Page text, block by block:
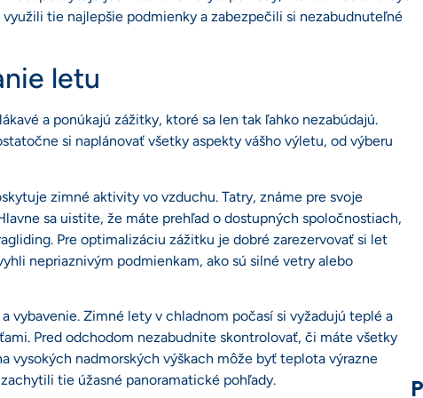
tie najlepšie podmienky a zabezpečili si nezabudnuteľné
letu
a ponúkajú zážitky, ktoré sa len tak ľahko nezabúdajú.
si naplánovať všetky aspekty vášho výletu, od výberu
zimné aktivity vo vzduchu. Tatry, známe pre svoje
sa uistite, že máte prehľad o dostupných spoločnostiach,
Pre optimalizáciu zážitku je dobré zarezervovať si let
nepriaznivým podmienkam, ako sú silné vetry alebo
vybavenie. Zimné lety v chladnom počasí si vyžadujú teplé a
Pred odchodom nezabudnite skontrolovať, či máte všetky
vysokých nadmorských výškach môže byť teplota výrazne
tie úžasné panoramatické pohľady.